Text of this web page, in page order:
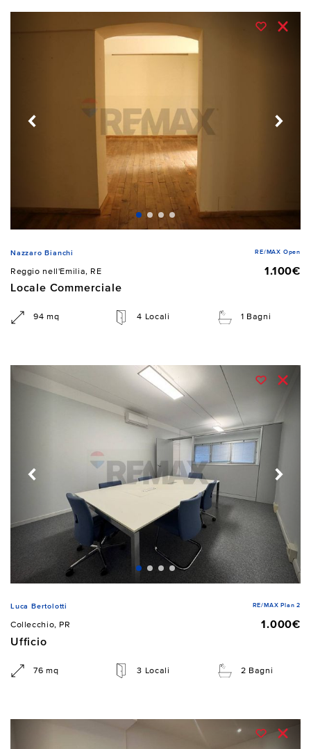
Nazzaro Bianchi RE/MAX Open
Reggio nell'Emilia, RE
1.100€
Locale Commerciale
94 mq 4 Locali 1 Bagni
Luca Bertolotti RE/MAX Plan 2
Collecchio, PR
1.000€
Ufficio
76 mq 3 Locali 2 Bagni